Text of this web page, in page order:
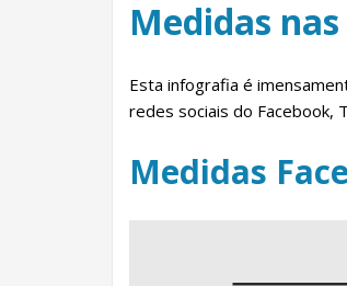
Medidas nas
Esta infografia é
redes sociais do Facebook,
Medidas